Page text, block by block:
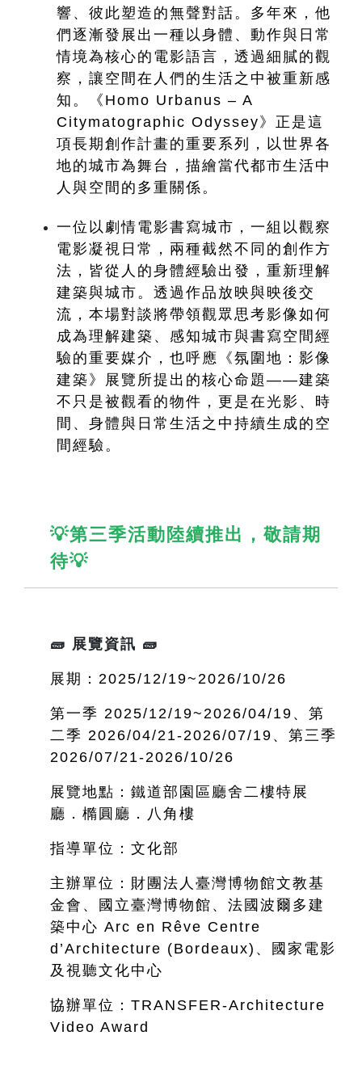
響、彼此塑造的無聲對話。多年來，他
們逐漸發展出一種以身體、動作與日常
情境為核心的電影語言，透過細膩的觀
察，讓空間在人們的生活之中被重新感
知。《Homo Urbanus – A
Citymatographic Odyssey》正是這
項長期創作計畫的重要系列，以世界各
地的城市為舞台，描繪當代都市生活中
人與空間的多重關係。
一位以劇情電影書寫城市，一組以觀察
電影凝視日常，兩種截然不同的創作方
法，皆從人的身體經驗出發，重新理解
建築與城市。透過作品放映與映後交
流，本場對談將帶領觀眾思考影像如何
成為理解建築、感知城市與書寫空間經
驗的重要媒介，也呼應《氛圍地：影像
建築》展覽所提出的核心命題——建築
不只是被觀看的物件，更是在光影、時
間、身體與日常生活之中持續生成的空
間經驗。
💡第三季活動陸續推出，敬請期
待💡
🧱 展覽資訊 🧱
展期：2025/12/19~2026/10/26
第一季 2025/12/19~ 2026/04/19、第
二季 2026/04/21-2026/07/19、第三季
2026/07/21-2026/10/26
展覽地點：鐵道部園區廳舍二樓特展
廳．橢圓廳．八角樓
指導單位：文化部
主辦單位：財團法人臺灣博物館文教基
金會、國立臺灣博物館、法國波爾多建
築中心 Arc en Rêve Centre
d’Architecture (Bordeaux)、國家電影
及視聽文化中心
協辦單位：TRANSFER-Architecture
Video Award